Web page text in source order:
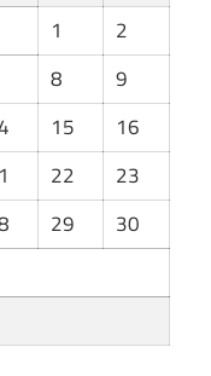
1
2
8
9
15
16
22
23
29
30